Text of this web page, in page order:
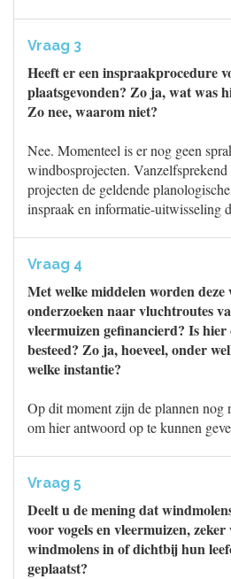
Vraag 3
Heeft er een inspraakprocedure
plaatsgevonden? Zo ja, wat was
Zo nee, waarom niet?
Nee. Momenteel is er nog geen
windbosprojecten.
projecten de geldende
inspraak en informatie-uitwisseling
Vraag 4
Met welke middelen worden deze
onderzoeken naar vluchtroutes
vleermuizen gefinancierd? Is hier
besteed? Zo ja, hoeveel, onder
welke instantie?
Op dit moment zijn de plannen nog
om hier antwoord op te kunnen
Vraag 5
Deelt u de mening dat
voor vogels en vleermuizen,
windmolens in of dichtbij hun
geplaatst?